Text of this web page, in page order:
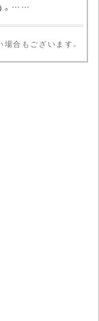
。……
合もございます。